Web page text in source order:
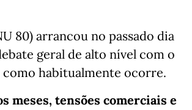
80) arrancou no passado dia
geral de alto nível com o
como habitualmente ocorre.
meses, tensões comerciais e